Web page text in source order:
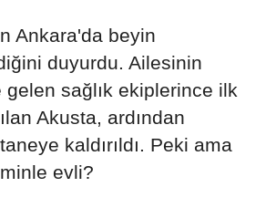
Ankara'da beyin
duyurdu. Ailesinin
gelen sağlık ekiplerince ilk
Akusta, ardından
kaldırıldı. Peki ama
evli?